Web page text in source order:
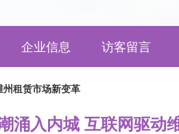
企业信息 访客留言
租赁市场新变革
涌入内城 互联网驱动